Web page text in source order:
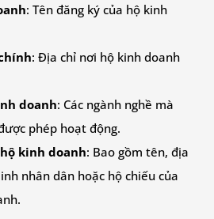
: Tên đăng ký của hộ kinh
: Địa chỉ nơi hộ kinh doanh
doanh: Các ngành nghề mà
phép hoạt động.
kinh doanh: Bao gồm tên, địa
nhân dân hoặc hộ chiếu của